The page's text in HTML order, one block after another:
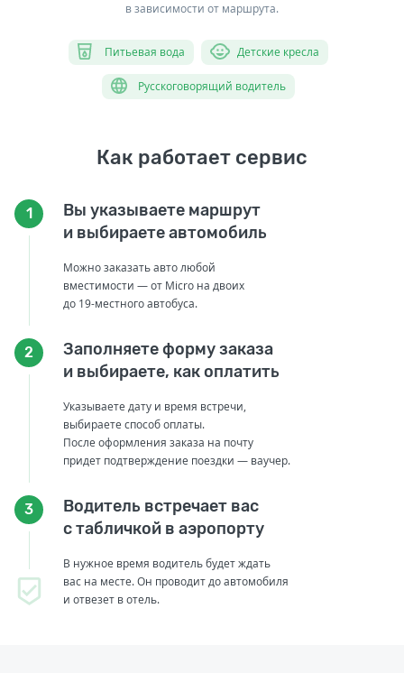
в зависимости от маршрута.
Питьевая вода Детские кресла
Русскоговорящий водитель
Как работает сервис
1
Вы указываете маршрут
и выбираете автомобиль
Можно заказать авто любой
вместимости — от Micro на двоих
до 19-местного автобуса.
2
Заполняете форму заказа
и выбираете, как оплатить
Указываете дату и время встречи,
выбираете способ оплаты.
После оформления заказа на почту
придет подтверждение поездки — ваучер.
3
Водитель встречает вас
с табличкой в аэропорту
В нужное время водитель будет ждать
вас на месте. Он проводит до автомобиля
и отвезет в отель.